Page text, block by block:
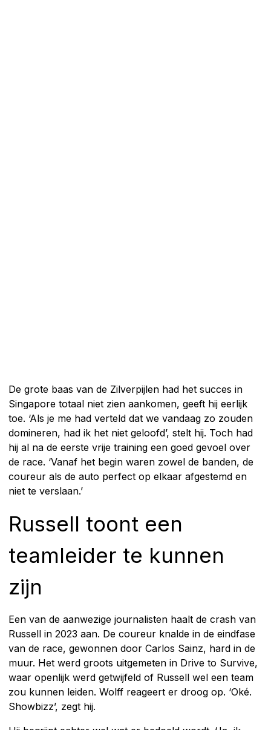
De grote baas van de Zilverpijlen had het succes in
Singapore totaal niet zien aankomen, geeft hij eerlijk
toe. ‘Als je me had verteld dat we vandaag zo zouden
domineren, had ik het niet geloofd’, stelt hij. Toch had
hij al na de eerste vrije training een goed gevoel over
de race. ‘Vanaf het begin waren zowel de banden, de
coureur als de auto perfect op elkaar afgestemd en
niet te verslaan.’
Russell toont een
teamleider te kunnen
zijn
Een van de aanwezige journalisten haalt de crash van
Russell in 2023 aan. De coureur knalde in de eindfase
van de race, gewonnen door Carlos Sainz, hard in de
muur. Het werd groots uitgemeten in Drive to Survive,
waar openlijk werd getwijfeld of Russell wel een team
zou kunnen leiden. Wolff reageert er droog op. ‘Oké.
Showbizz’, zegt hij.